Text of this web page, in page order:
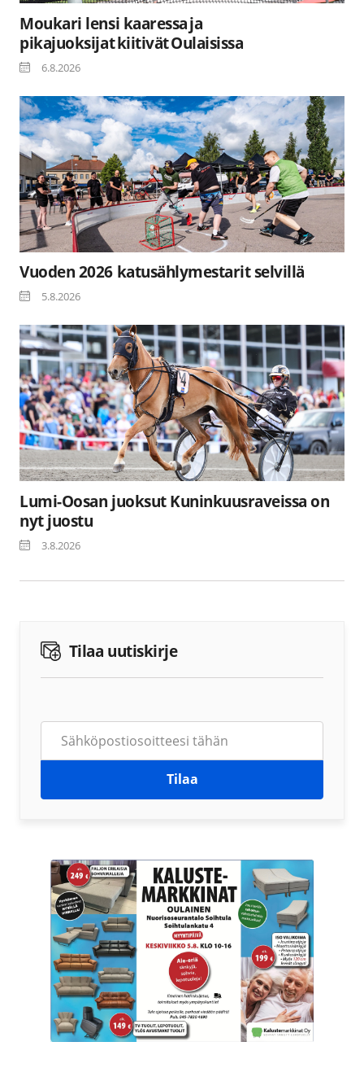
Moukari lensi kaaressa ja
pikajuoksijat kiitivät Oulaisissa
6.8.2026
Vuoden 2026 katusählymestarit selvillä
5.8.2026
Lumi-Oosan juoksut Kuninkuusraveissa on
nyt juostu
3.8.2026
Tilaa uutiskirje
Tilaa